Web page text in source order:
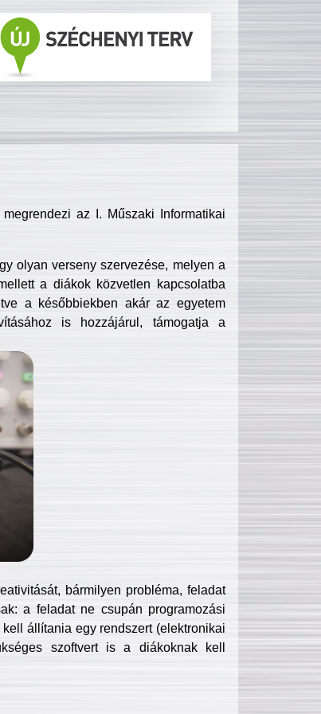
az I. Műszaki Informatikai
olyan verseny szervezése, melyen a
a diákok közvetlen kapcsolatba
a későbbiekben akár az egyetem
is hozzájárul, támogatja a
bármilyen probléma, feladat
a feladat ne csupán programozási
állítania egy rendszert (elektronikai
szoftvert is a diákoknak kell